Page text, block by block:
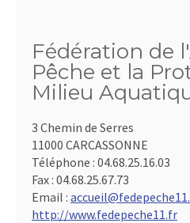
Fédération de
Pêche et la
Milieu
3 Chemin de Serres
11000 CARCASSONNE
Téléphone : 04.68.25.16.03
Fax : 04.68.25.67.73
Email :
http://www.fedepeche11.fr